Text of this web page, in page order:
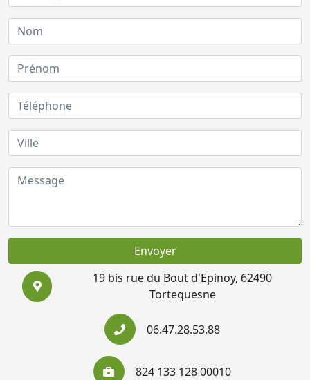
Envoyer
19 bis rue du Bout d'Epinoy, 62490
Tortequesne
06.47.28.53.88
824 133 128 00010